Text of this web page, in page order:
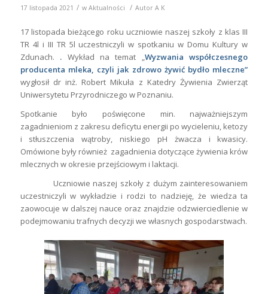
17 listopada 2021 / w Aktualności / Autor A K
17 listopada bieżącego roku uczniowie naszej szkoły z klas III
TR 4l i III TR 5l uczestniczyli w spotkaniu w Domu Kultury w
Zdunach. . Wykład na temat „Wyzwania współczesnego
producenta mleka, czyli jak zdrowo żywić bydło mleczne”
wygłosił dr inż. Robert Mikuła z Katedry Żywienia Zwierząt
Uniwersytetu Przyrodniczego w Poznaniu.
Spotkanie było poświęcone min. najważniejszym
zagadnieniom z zakresu deficytu energii po wycieleniu, ketozy
i stłuszczenia wątroby, niskiego pH żwacza i kwasicy.
Omówione były również zagadnienia dotyczące żywienia krów
mlecznych w okresie przejściowym i laktacji.
Uczniowie naszej szkoły z dużym zainteresowaniem
uczestniczyli w wykładzie i rodzi to nadzieję, że wiedza ta
zaowocuje w dalszej nauce oraz znajdzie odzwierciedlenie w
podejmowaniu trafnych decyzji we własnych gospodarstwach.